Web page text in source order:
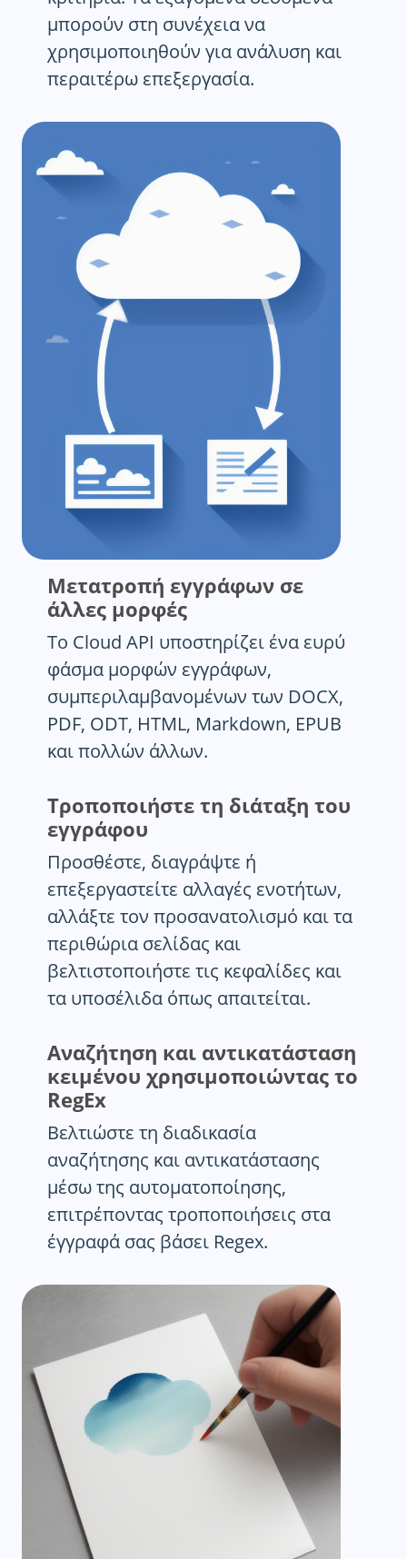
μπορούν στη συνέχεια να
χρησιμοποιηθούν για ανάλυση και
περαιτέρω επεξεργασία.
Μετατροπή εγγράφων σε
άλλες μορφές
Το Cloud API υποστηρίζει ένα ευρύ
φάσμα μορφών εγγράφων,
συμπεριλαμβανομένων των DOCX,
PDF, ODT, HTML, Markdown, EPUB
και πολλών άλλων.
Τροποποιήστε τη διάταξη του
εγγράφου
Προσθέστε, διαγράψτε ή
επεξεργαστείτε αλλαγές ενοτήτων,
αλλάξτε τον προσανατολισμό και τα
περιθώρια σελίδας και
βελτιστοποιήστε τις κεφαλίδες και
τα υποσέλιδα όπως απαιτείται.
Αναζήτηση και αντικατάσταση
κειμένου χρησιμοποιώντας το
RegEx
Βελτιώστε τη διαδικασία
αναζήτησης και αντικατάστασης
μέσω της αυτοματοποίησης,
επιτρέποντας τροποποιήσεις στα
έγγραφά σας βάσει Regex.